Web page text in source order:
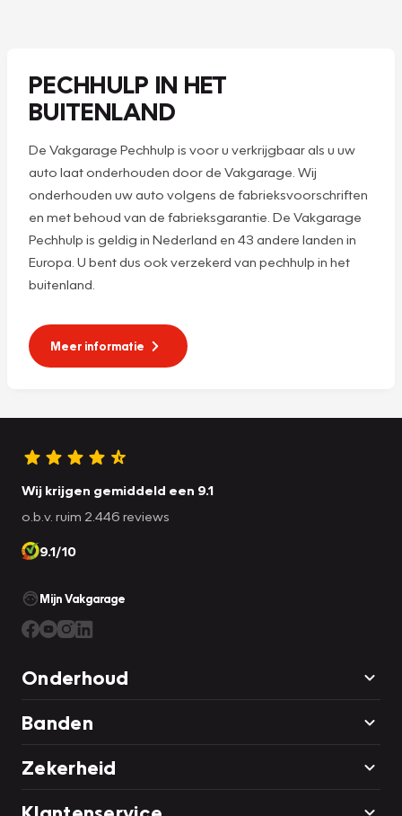
PECHHULP IN HET
BUITENLAND
De Vakgarage Pechhulp is voor u verkrijgbaar als u uw
auto laat onderhouden door de Vakgarage. Wij
onderhouden uw auto volgens de fabrieksvoorschriften
en met behoud van de fabrieksgarantie. De Vakgarage
Pechhulp is geldig in Nederland en 43 andere landen in
Europa. U bent dus ook verzekerd van pechhulp in het
buitenland.
Meer informatie
Wij krijgen gemiddeld een 9.1
o.b.v. ruim 2.446 reviews
9.1/10
Mijn Vakgarage
Onderhoud
Banden
Zekerheid